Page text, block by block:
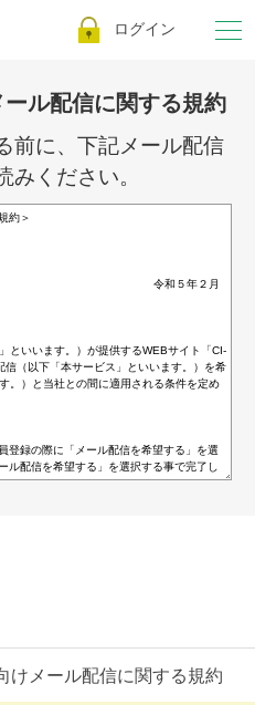
ログイン
ル配信に関する規約
前に、下記メール配信
みください。
けメール配信に関する規約